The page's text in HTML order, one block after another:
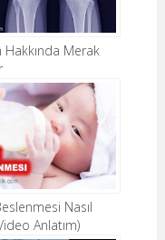
Hakkında Merak
Nasıl
Anlatım)